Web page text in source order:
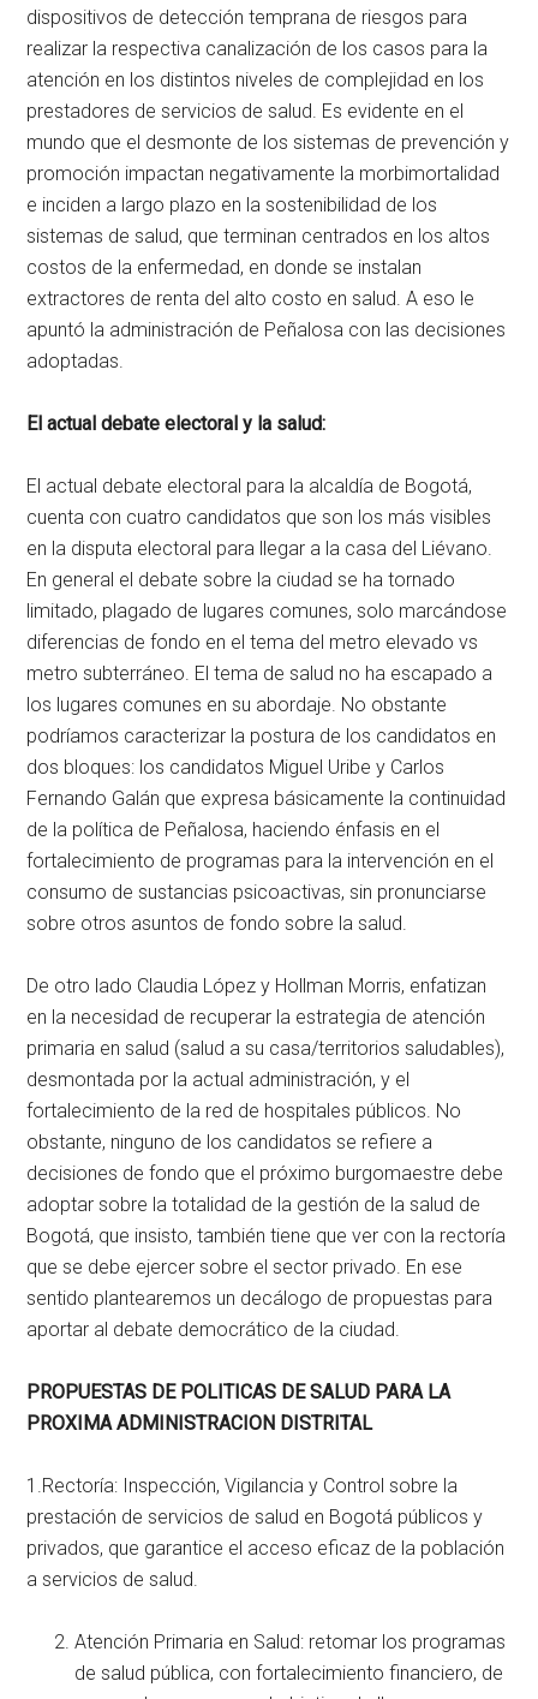
dispositivos de detección temprana de riesgos para
realizar la respectiva canalización de los casos para la
atención en los distintos niveles de complejidad en los
prestadores de servicios de salud. Es evidente en el
mundo que el desmonte de los sistemas de prevención y
promoción impactan negativamente la morbimortalidad
e inciden a largo plazo en la sostenibilidad de los
sistemas de salud, que terminan centrados en los altos
costos de la enfermedad, en donde se instalan
extractores de renta del alto costo en salud. A eso le
apuntó la administración de Peñalosa con las decisiones
adoptadas.
El actual debate electoral y la salud:
El actual debate electoral para la alcaldía de Bogotá,
cuenta con cuatro candidatos que son los más visibles
en la disputa electoral para llegar a la casa del Liévano.
En general el debate sobre la ciudad se ha tornado
limitado, plagado de lugares comunes, solo marcándose
diferencias de fondo en el tema del metro elevado vs
metro subterráneo. El tema de salud no ha escapado a
los lugares comunes en su abordaje. No obstante
podríamos caracterizar la postura de los candidatos en
dos bloques: los candidatos Miguel Uribe y Carlos
Fernando Galán que expresa básicamente la continuidad
de la política de Peñalosa, haciendo énfasis en el
fortalecimiento de programas para la intervención en el
consumo de sustancias psicoactivas, sin pronunciarse
sobre otros asuntos de fondo sobre la salud.
De otro lado Claudia López y Hollman Morris, enfatizan
en la necesidad de recuperar la estrategia de atención
primaria en salud (salud a su casa/territorios saludables),
desmontada por la actual administración, y el
fortalecimiento de la red de hospitales públicos. No
obstante, ninguno de los candidatos se refiere a
decisiones de fondo que el próximo burgomaestre debe
adoptar sobre la totalidad de la gestión de la salud de
Bogotá, que insisto, también tiene que ver con la rectoría
que se debe ejercer sobre el sector privado. En ese
sentido plantearemos un decálogo de propuestas para
aportar al debate democrático de la ciudad.
PROPUESTAS DE POLITICAS DE SALUD PARA LA
PROXIMA ADMINISTRACION DISTRITAL
1.Rectoría: Inspección, Vigilancia y Control sobre la
prestación de servicios de salud en Bogotá públicos y
privados, que garantice el acceso eficaz de la población
a servicios de salud.
Atención Primaria en Salud: retomar los programas
de salud pública, con fortalecimiento financiero, de